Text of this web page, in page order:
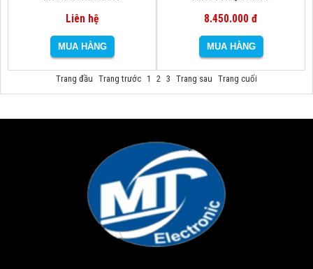
Liên hệ 8.450.000 đ
Trang đầu Trang trước 1 2 3 Trang sau Trang cuối